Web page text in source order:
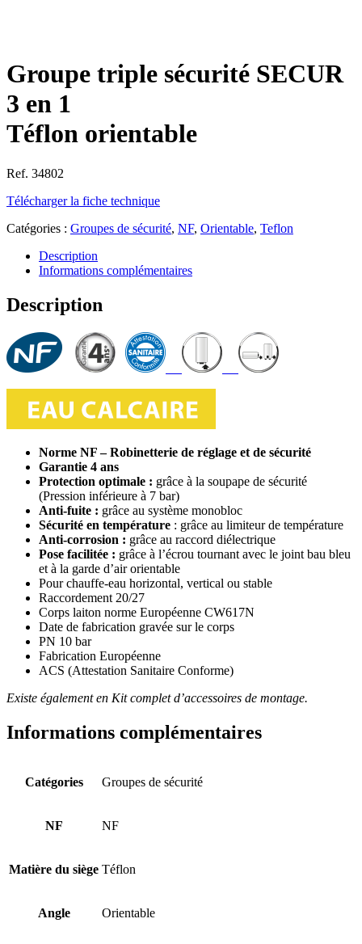
Groupe triple sécurité SECUR
3 en 1
Téflon orientable
Ref. 34802
Télécharger la fiche technique
Catégories : Groupes de sécurité, NF, Orientable, Teflon
Description
Informations complémentaires
Description
Norme NF – Robinetterie de réglage et de sécurité
Garantie 4 ans
Protection optimale : grâce à la soupape de sécurité
(Pression inférieure à 7 bar)
Anti-fuite : grâce au système monobloc
Sécurité en température : grâce au limiteur de température
Anti-corrosion : grâce au raccord diélectrique
Pose facilitée : grâce à l’écrou tournant avec le joint bau bleu
et à la garde d’air orientable
Pour chauffe-eau horizontal, vertical ou stable
Raccordement 20/27
Corps laiton norme Européenne CW617N
Date de fabrication gravée sur le corps
PN 10 bar
Fabrication Européenne
ACS (Attestation Sanitaire Conforme)
Existe également en Kit complet d’accessoires de montage.
Informations complémentaires
Catégories Groupes de sécurité
NF NF
Matière du siège Téflon
Angle Orientable